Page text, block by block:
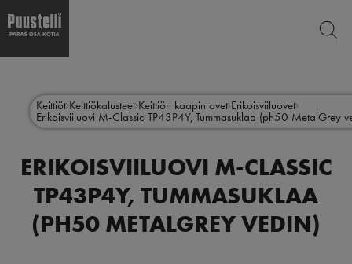
menu
Keittiöt Keittiökalusteet Keittiön kaapin ovet Erikoisviiluovet
Erikoisviiluovi M-Classic TP43P4Y, Tummasuklaa (ph50 MetalGrey
ERIKOISVIILUOVI M-CLASSIC
TP43P4Y, TUMMASUKLAA
(PH50 METALGREY VEDIN)